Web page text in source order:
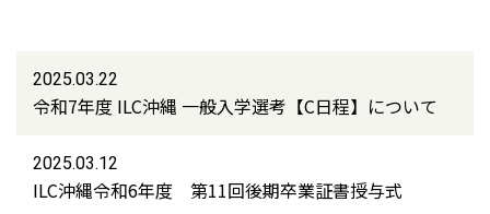
2025.03.22
令和7年度 ILC沖縄 一般入学選考【C日程】について
2025.03.12
ILC沖縄令和6年度 第11回後期卒業証書授与式